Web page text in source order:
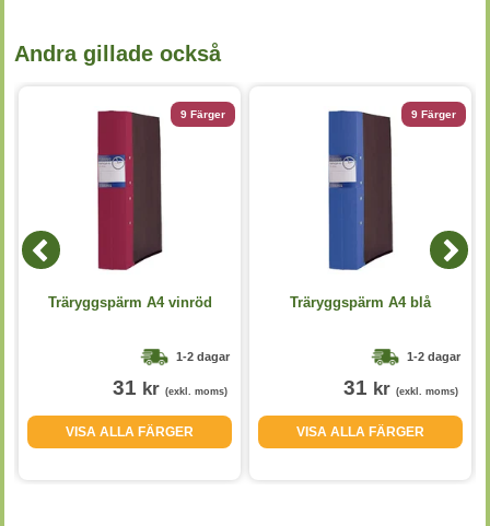
Andra gillade också
9 Färger
Träryggspärm A4 vinröd
1-2 dagar
31 kr (exkl. moms)
VISA ALLA FÄRGER
9 Färger
Träryggspärm A4 blå
1-2 dagar
31 kr (exkl. moms)
VISA ALLA FÄRGER